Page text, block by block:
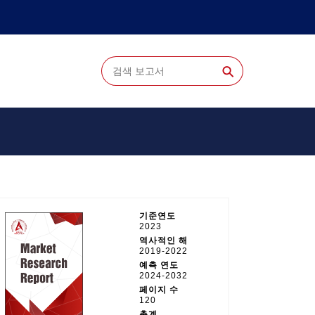
⚲
기준연도
2023
역사적인 해
2019-2022
예측 연도
2024-2032
페이지 수
120